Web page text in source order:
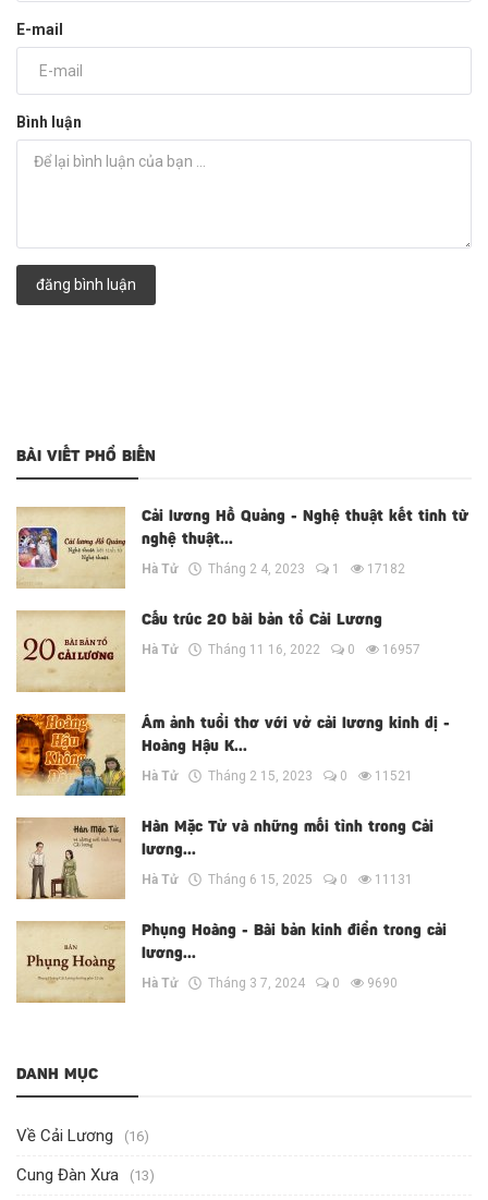
E-mail
Bình luận
đăng bình luận
BÀI VIẾT PHỔ BIẾN
Cải lương Hồ Quảng - Nghệ thuật kết tinh từ
nghệ thuật...
Hà Tử
Tháng 2 4, 2023 1 17182
Cấu trúc 20 bài bản tổ Cải Lương
Hà Tử
Tháng 11 16, 2022 0 16957
Ám ảnh tuổi thơ với vở cải lương kinh dị -
Hoàng Hậu K...
Hà Tử
Tháng 2 15, 2023 0 11521
Hàn Mặc Tử và những mối tình trong Cải
lương...
Hà Tử
Tháng 6 15, 2025 0 11131
Phụng Hoàng - Bài bản kinh điển trong cải
lương...
Hà Tử
Tháng 3 7, 2024 0 9690
DANH MỤC
Về Cải Lương (16)
Cung Đàn Xưa (13)